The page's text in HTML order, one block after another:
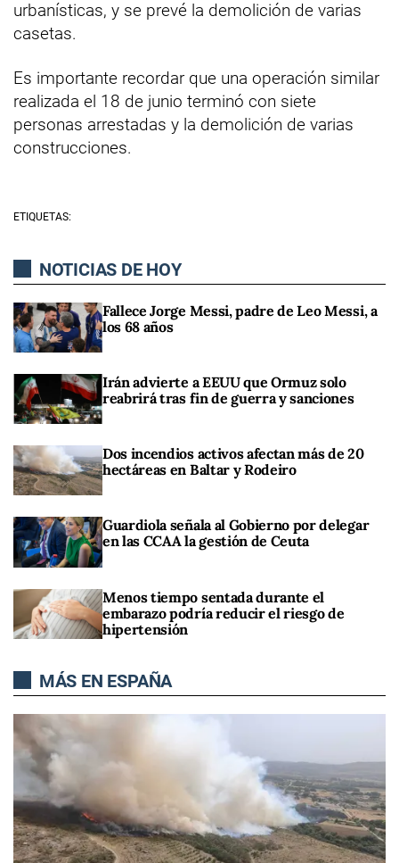
urbanísticas, y se prevé la demolición de varias
casetas.
Es importante recordar que una operación similar
realizada el 18 de junio terminó con siete
personas arrestadas y la demolición de varias
construcciones.
ETIQUETAS:
NOTICIAS DE HOY
Fallece Jorge Messi, padre de Leo Messi, a
los 68 años
Irán advierte a EEUU que Ormuz solo
reabrirá tras fin de guerra y sanciones
Dos incendios activos afectan más de 20
hectáreas en Baltar y Rodeiro
Guardiola señala al Gobierno por delegar
en las CCAA la gestión de Ceuta
Menos tiempo sentada durante el
embarazo podría reducir el riesgo de
hipertensión
MÁS EN ESPAÑA